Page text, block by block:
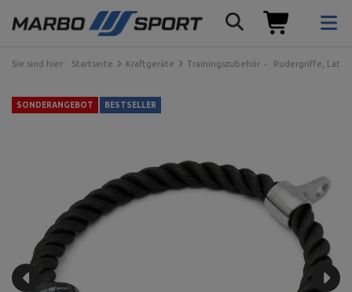
Sie sind hier: Startseite Kraftgeräte Trainingszubehör Rudergriffe,
SONDERANGEBOT BESTSELLER